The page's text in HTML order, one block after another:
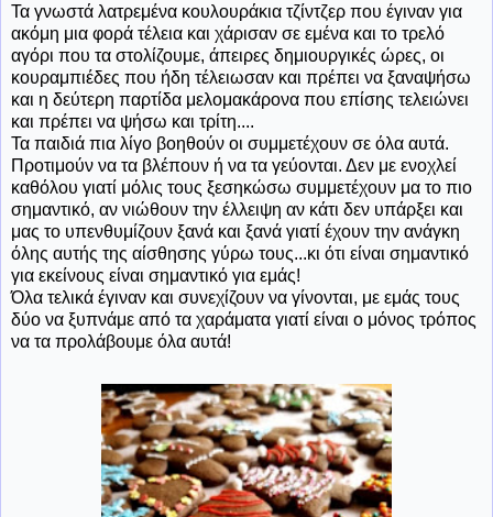
Τα γνωστά λατρεμένα κουλουράκια τζίντζερ που έγιναν για
ακόμη μια φορά τέλεια και χάρισαν σε εμένα και το τρελό
αγόρι που τα στολίζουμε, άπειρες δημιουργικές ώρες, οι
κουραμπιέδες που ήδη τέλειωσαν και πρέπει να ξαναψήσω
και η δεύτερη παρτίδα μελομακάρονα που επίσης τελειώνει
και πρέπει να ψήσω και τρίτη....
Τα παιδιά πια λίγο βοηθούν οι συμμετέχουν σε όλα αυτά.
Προτιμούν να τα βλέπουν ή να τα γεύονται. Δεν με ενοχλεί
καθόλου γιατί μόλις τους ξεσηκώσω συμμετέχουν μα το πιο
σημαντικό, αν νιώθουν την έλλειψη αν κάτι δεν υπάρξει και
μας το υπενθυμίζουν ξανά και ξανά γιατί έχουν την ανάγκη
όλης αυτής της αίσθησης γύρω τους...κι ότι είναι σημαντικό
για εκείνους είναι σημαντικό για εμάς!
Όλα τελικά έγιναν και συνεχίζουν να γίνονται, με εμάς τους
δύο να ξυπνάμε από τα χαράματα γιατί είναι ο μόνος τρόπος
να τα προλάβουμε όλα αυτά!